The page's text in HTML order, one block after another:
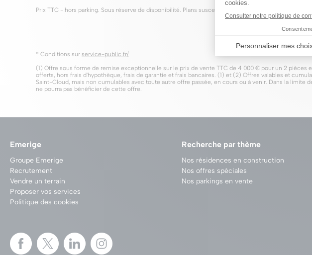
Prix TTC - hors parking. Sous réserve de disponibilité. Plans susceptibles de modifications.
* Conditions sur service-public.fr/
(1) Offre sous forme de remise exceptionnelle sur le prix de vente TTC de 4 000 € pour un 2
offerts, hors frais d'hypothèque, frais de garantie et frais bancaires. (1) et (2) Offres valables et
Saint-Cloud, mais non cumulables avec toute autre offre passée, en cours ou à venir. Dans la
ne pourra pas bénéficier de cette offre.
Emerige
Groupe Emerige
Recrutement
Vendre un terrain
Proposer vos services
Politique des cookies
Recherche par thème
Nos résidences en construction
Nos offres spéciales
Nos parkings en vente